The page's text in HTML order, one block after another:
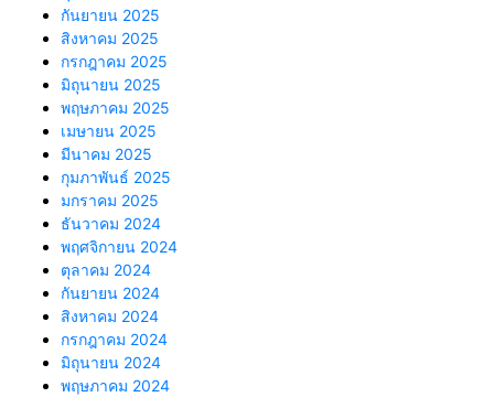
กันยายน 2025
สิงหาคม 2025
กรกฎาคม 2025
มิถุนายน 2025
พฤษภาคม 2025
เมษายน 2025
มีนาคม 2025
กุมภาพันธ์ 2025
มกราคม 2025
ธันวาคม 2024
พฤศจิกายน 2024
ตุลาคม 2024
กันยายน 2024
สิงหาคม 2024
กรกฎาคม 2024
มิถุนายน 2024
พฤษภาคม 2024